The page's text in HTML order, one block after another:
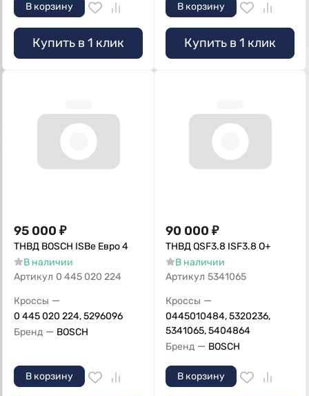
В корзину
Купить в 1 клик
В корзину
Купить в 1 клик
95 000 ₽
ТНВД BOSCH ISBe Eвро 4
В наличии
Артикул 0 445 020 224
Кроссы —
0 445 020 224, 5296096
Бренд — BOSCH
В корзину
90 000 ₽
ТНВД QSF3.8 ISF3.8 О+
В наличии
Артикул 5341065
Кроссы —
0445010484, 5320236,
5341065, 5404864
Бренд — BOSCH
В корзину